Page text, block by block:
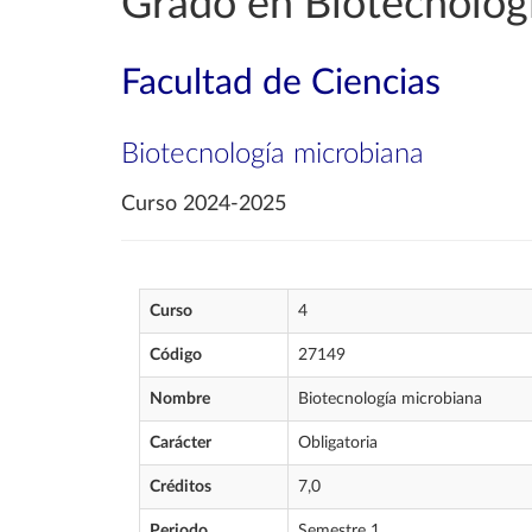
Facultad de Ciencias
Biotecnología microbiana
Curso 2024-2025
Curso 4
Código 27149
Nombre Biotecnología microbiana
Carácter Obligatoria
Créditos 7,0